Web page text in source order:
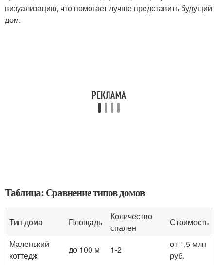
визуализацию, что помогает лучше представить будущий
дом.
Таблица: Сравнение типов домов
Тип дома Площадь
Количество
спален
Стоимость
Маленький
коттедж
до 100 м 1-2
от 1,5 млн
руб.